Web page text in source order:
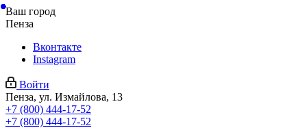
Ваш город
Пенза
Вконтакте
Instagram
Войти
Пенза, ул. Измайлова, 13
+7 (800) 444-17-52
+7 (800) 444-17-52